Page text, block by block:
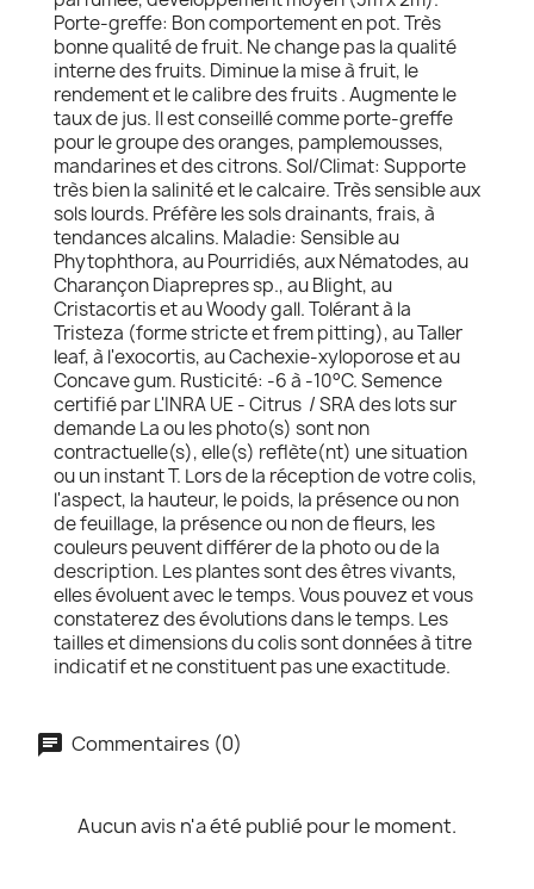
Porte-greffe: Bon comportement en pot. Très
bonne qualité de fruit. Ne change pas la qualité
interne des fruits. Diminue la mise à fruit, le
rendement et le calibre des fruits . Augmente le
taux de jus. Il est conseillé comme porte-greffe
pour le groupe des oranges, pamplemousses,
mandarines et des citrons. Sol/Climat: Supporte
très bien la salinité et le calcaire. Très sensible aux
sols lourds. Préfère les sols drainants, frais, à
tendances alcalins. Maladie: Sensible au
Phytophthora, au Pourridiés, aux Nématodes, au
Charançon Diaprepres sp., au Blight, au
Cristacortis et au Woody gall. Tolérant à la
Tristeza (forme stricte et frem pitting), au Taller
leaf, à l'exocortis, au Cachexie-xyloporose et au
Concave gum. Rusticité: -6 à -10°C. Semence
certifié par L'INRA UE - Citrus / SRA des lots sur
demande La ou les photo(s) sont non
contractuelle(s), elle(s) reflète(nt) une situation
ou un instant T. Lors de la réception de votre colis,
l'aspect, la hauteur, le poids, la présence ou non
de feuillage, la présence ou non de fleurs, les
couleurs peuvent différer de la photo ou de la
description. Les plantes sont des êtres vivants,
elles évoluent avec le temps. Vous pouvez et vous
constaterez des évolutions dans le temps. Les
tailles et dimensions du colis sont données à titre
indicatif et ne constituent pas une exactitude.
Commentaires (0)
Aucun avis n'a été publié pour le moment.